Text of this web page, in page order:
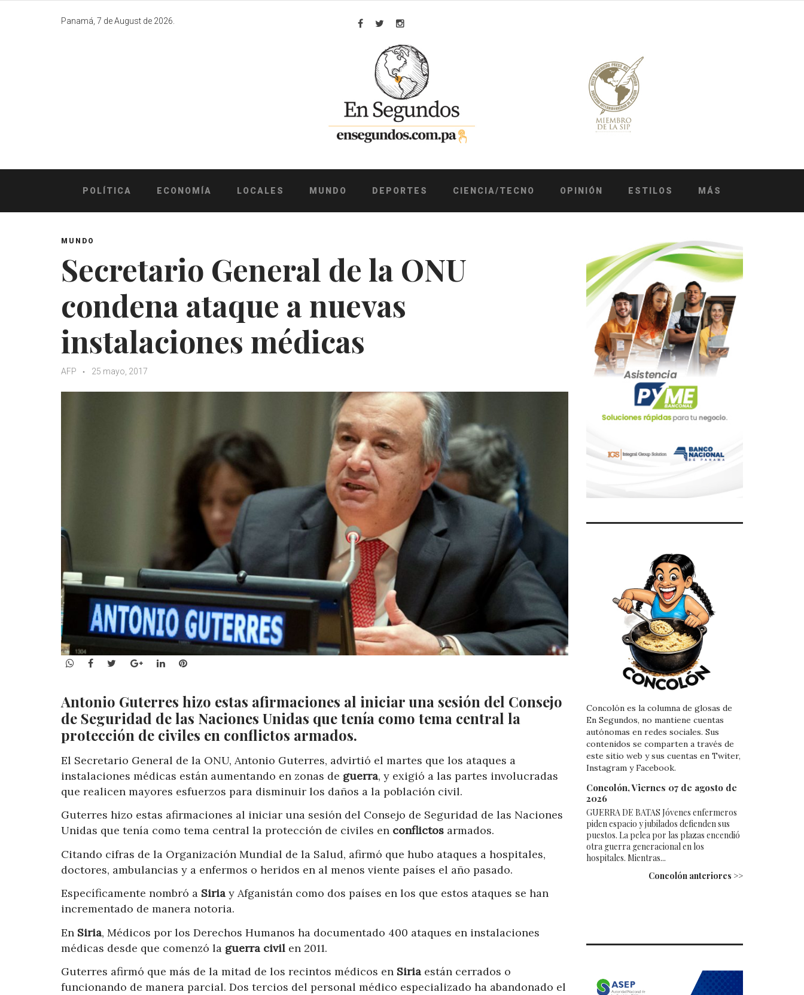
Panamá, 7 de August de 2026.
Facebook
TwitterInstagram
POLÍTICA ECONOMÍA LOCALES MUNDO DEPORTES CIENCIA/TECNO OPINIÓN ESTILOS MÁS
MUNDO
Secretario General de la ONU
condena ataque a nuevas
instalaciones médicas
AFP 25 mayo, 2017
WhatsApp
Facebook
TwitterGoogle+LinkedInPinterest
Antonio Guterres hizo estas afirmaciones al iniciar una sesión del Consejo
de Seguridad de las Naciones Unidas que tenía como tema central la
protección de civiles en conflictos armados.
El Secretario General de la ONU, Antonio Guterres, advirtió el martes que los ataques a
instalaciones médicas están aumentando en zonas de guerra, y exigió a las partes involucradas
que realicen mayores esfuerzos para disminuir los daños a la población civil.
Guterres hizo estas afirmaciones al iniciar una sesión del Consejo de Seguridad de las Naciones
Unidas que tenía como tema central la protección de civiles en conflictos armados.
Citando cifras de la Organización Mundial de la Salud, afirmó que hubo ataques a hospitales,
doctores, ambulancias y a enfermos o heridos en al menos viente países el año pasado.
Específicamente nombró a Siria y Afganistán como dos países en los que estos ataques se han
incrementado de manera notoria.
En Siria, Médicos por los Derechos Humanos ha documentado 400 ataques en instalaciones
médicas desde que comenzó la guerra civil en 2011.
Guterres afirmó que más de la mitad de los recintos médicos en Siria están cerrados o
funcionando de manera parcial. Dos tercios del personal médico especializado ha abandonado el
Concolón es la columna de glosas de
En Segundos, no mantiene cuentas
autónomas en redes sociales. Sus
contenidos se comparten a través de
este sitio web y sus cuentas en Twiter,
Instagram y Facebook.
Concolón, Viernes 07 de agosto de
2026
GUERRA DE BATAS Jóvenes enfermeros
piden espacio y jubilados defienden sus
puestos. La pelea por las plazas encendió
otra guerra generacional en los
hospitales. Mientras...
Concolón anteriores >>